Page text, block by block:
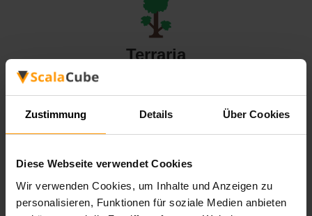
Zustimmung Details Über Cookies
Diese Webseite verwendet Cookies
Wir verwenden Cookies, um Inhalte und Anzeigen zu
personalisieren, Funktionen für soziale Medien anbieten
Terraria
Server-Hosting
Valheim
Server-Hosting